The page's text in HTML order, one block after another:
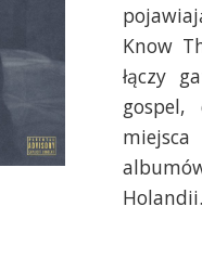
Know
łączy